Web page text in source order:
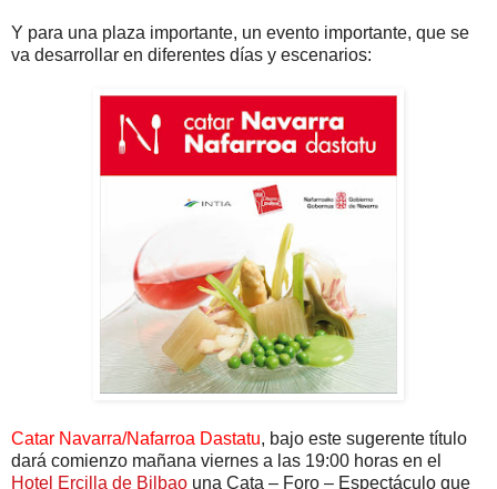
Y para una plaza importante, un evento importante, que se
va desarrollar en diferentes días y escenarios:
Catar Navarra/Nafarroa Dastatu, bajo este sugerente título
dará comienzo mañana viernes a las 19:00 horas en el
Hotel Ercilla de Bilbao una Cata – Foro – Espectáculo que